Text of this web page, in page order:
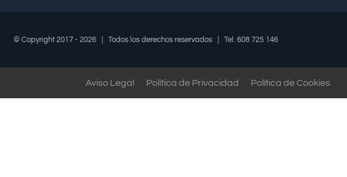
© Copyright 2017 - 2026 | Todos los derechos reservados | Tel. 608 725 146
Aviso Legal Política de Privacidad Política de Cookies